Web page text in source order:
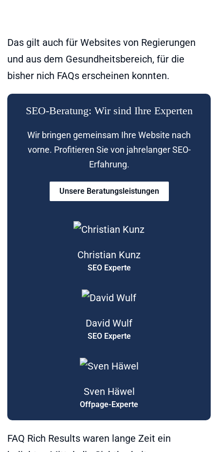
Das gilt auch für Websites von Regierungen
und aus dem Gesundheitsbereich, für die
bisher nich FAQs erscheinen konnten.
SEO-Beratung: Wir sind Ihre Experten
Wir bringen gemeinsam Ihre Website nach
vorne. Profitieren Sie von jahrelanger SEO-
Erfahrung.
Unsere Beratungsleistungen
Christian Kunz
SEO Experte
David Wulf
SEO Experte
Sven Häwel
Offpage-Experte
FAQ Rich Results waren lange Zeit ein